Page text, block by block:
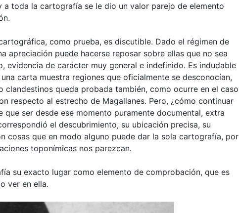
toda la cartografía se le dio un valor parejo de elemento
como prueba, es discutible. Dado el régimen de
apreciación puede hacerse reposar sobre ellas que no sea
evidencia de carácter muy general e indefinido. Es indudable
carta muestra regiones que oficialmente se desconocían,
clandestinos queda probada también, como ocurre en el caso
respecto al estrecho de Magallanes. Pero, ¿cómo continuar
que ser desde ese momento puramente documental, extra
el descubrimiento, su ubicación precisa, su
cosas que en modo alguno puede dar la sola cartografía, por
toponímicas nos parezcan.
su exacto lugar como elemento de comprobación, que es
ver en ella.